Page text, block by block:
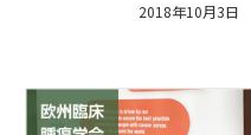
2018年10月3日